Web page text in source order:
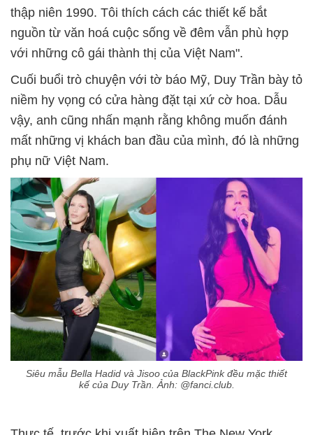
thập niên 1990. Tôi thích cách các thiết kế bắt
nguồn từ văn hoá cuộc sống về đêm vẫn phù hợp
với những cô gái thành thị của Việt Nam".
Cuối buổi trò chuyện với tờ báo Mỹ, Duy Trần bày tỏ
niềm hy vọng có cửa hàng đặt tại xứ cờ hoa. Dẫu
vậy, anh cũng nhấn mạnh rằng không muốn đánh
mất những vị khách ban đầu của mình, đó là những
phụ nữ Việt Nam.
Siêu mẫu Bella Hadid và Jisoo của BlackPink đều mặc thiết
kế của Duy Trần. Ảnh: @fanci.club.